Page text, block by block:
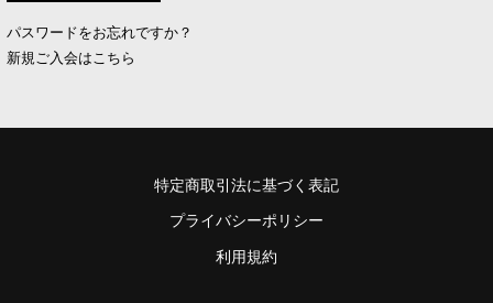
パスワードをお忘れですか？
新規ご入会はこちら
特定商取引法に基づく表記
プライバシーポリシー
利用規約